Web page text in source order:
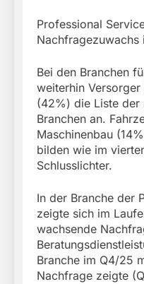
Professional
Nachfragezuwachs
Bei den Branchen
weiterhin
(42%) die Liste der
Branchen an.
Maschinenbau
bilden wie im
Schlusslichter.
In der Branche der
zeigte sich im
wachsende
Branche im Q4/25
Nachfrage zeigte